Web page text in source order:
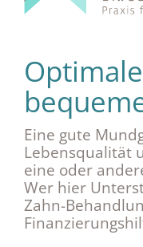
Eine gute
Lebensqualität
eine oder
Wer hier
Zahn-